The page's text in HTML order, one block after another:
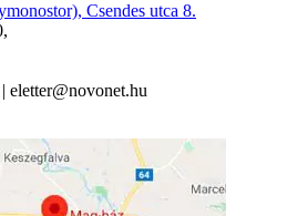
Csendes utca 8.
eletter@novonet.hu